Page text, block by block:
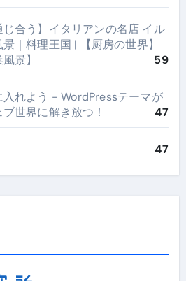
じ合う】イタリアンの名店 イル
｜料理王国 | 【厨房の世界】
景】
59
れよう - WordPressテーマが
ブ世界に解き放つ！
47
47